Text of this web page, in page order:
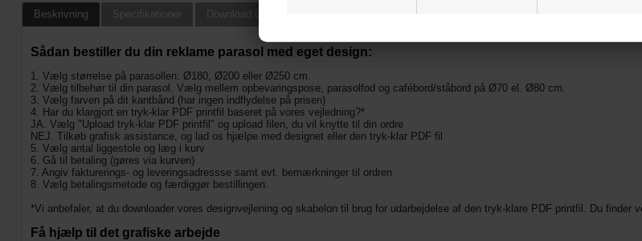
Beskrivning Specifikationer Download design instruktioner och mall
Sådan bestiller du din reklame parasol med eget design:
1. Vælg størrelse på parasollen: Ø180, Ø200 eller Ø250 cm.
2. Vælg tilbehør til din parasol. Vælg mellem opbevaringspose, parasolfod og cafébord/ståbord på Ø70 el. Ø80 cm.
3. Vælg farven på dit kantbånd (har ingen indflydelse på prisen)
4. Har du klargjort en tryk-klar PDF printfil baseret på vores vejledning?*
JA. Vælg "Upload tryk-klar PDF printfil" og upload filen, du vil knytte til din ordre
NEJ. Tilkøb grafisk assistance, og lad os hjælpe med designet eller den tryk-klar PDF fil
5. Vælg antal liggestole og læg i kurv
6. Gå til betaling (gøres via kurven)
7. Angiv fakturerings- og leveringsadressse samt evt. bemærkninger til ordren
8. Vælg betalingsmetode og færdiggør bestillingen.
*Vi anbefaler, at du downloader vores designvejlening og skabelon til brug for udarbejdelse af den tryk-klare PDF printfil. Du finder
Få hjælp til det grafiske arbejde